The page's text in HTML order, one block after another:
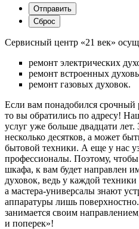
Сервисный центр «21 век»
ремонт электрических
ремонт встроенных
ремонт газовых духовок.
Если вам понадобился срочный
то вы обратились по адресу!
услуг уже больше двадцати
несколько десятков, а может
бытовой техники. А еще у нас
профессионалы. Поэтому,
шкафа, к вам будет направлен
духовок, ведь у каждой техники
а мастера-универсалы знают
аппаратуры лишь
занимается своим
и поперек»!